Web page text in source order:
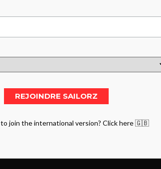
join the international version? Click here 🇬🇧